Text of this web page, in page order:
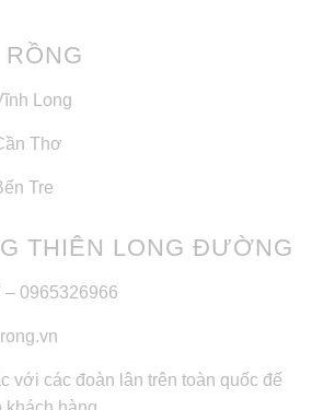
Long
Thơ
Tre
THIÊN LONG ĐƯỜNG
– 0965326966
với các đoàn lân trên toàn quốc để